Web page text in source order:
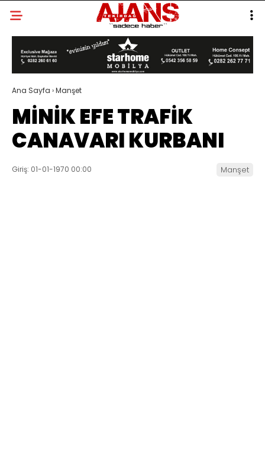
Ana Sayfa ›Manşet
MİNİK EFE TRAFİK
CANAVARI KURBANI
Giriş: 01-01-1970 00:00 Manşet